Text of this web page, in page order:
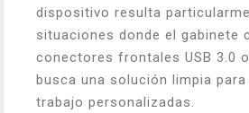
dispositivo resulta
situaciones donde el gabinete
conectores frontales USB 3.0
busca una solución limpia
trabajo personalizadas.